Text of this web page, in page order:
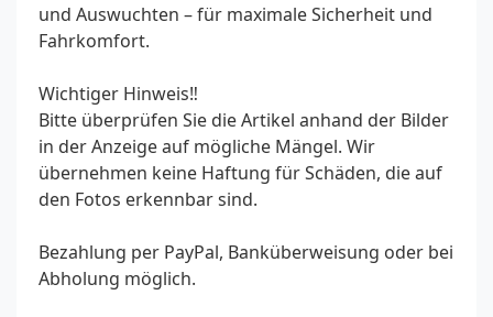
und Auswuchten – für maximale Sicherheit und
Fahrkomfort.
Wichtiger Hinweis‼️
Bitte überprüfen Sie die Artikel anhand der Bilder
in der Anzeige auf mögliche Mängel. Wir
übernehmen keine Haftung für Schäden, die auf
den Fotos erkennbar sind.
Bezahlung per PayPal, Banküberweisung oder bei
Abholung möglich.